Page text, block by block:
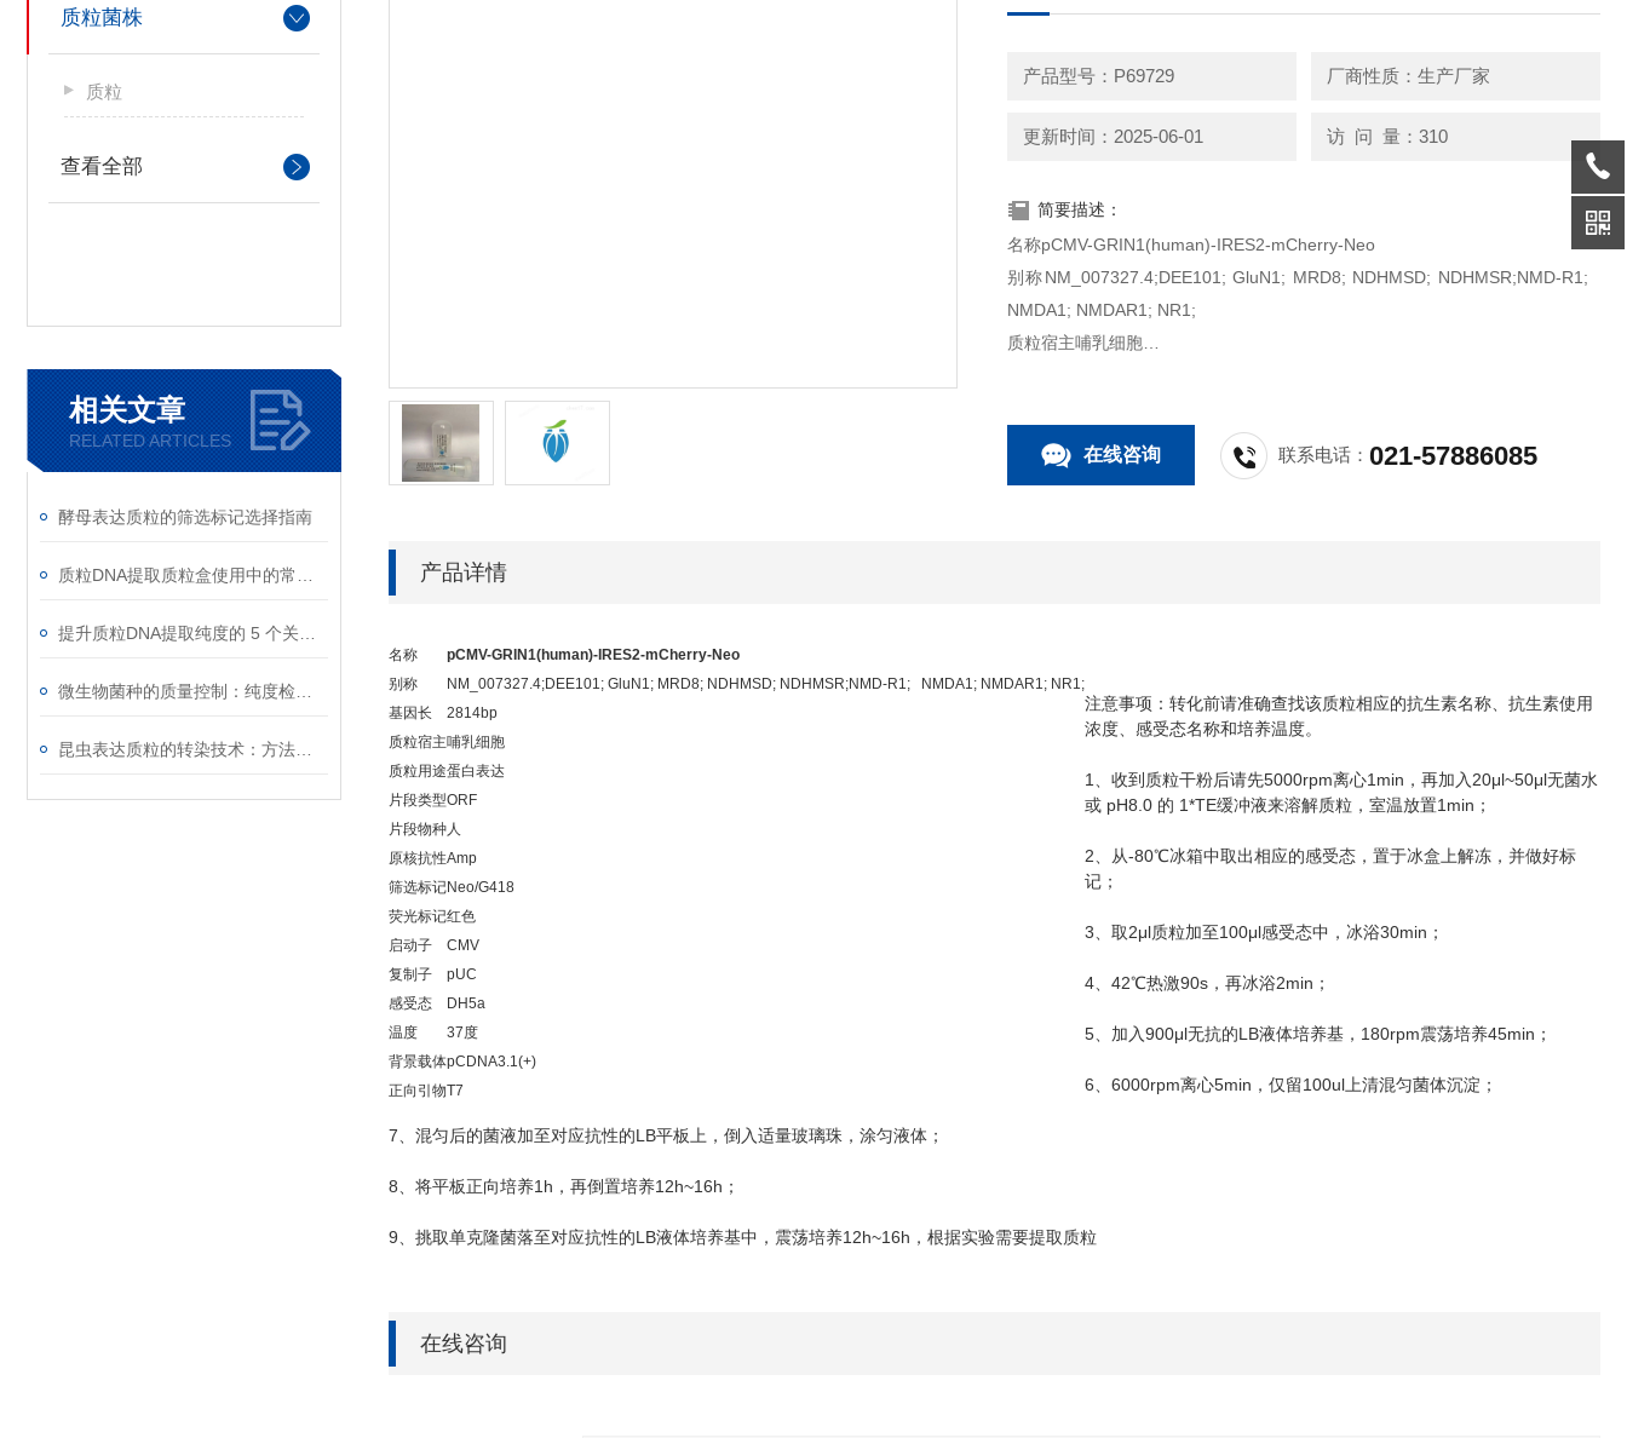
质粒菌株
质粒
查看全部
相关文章
RELATED ARTICLES
酵母表达质粒的筛选标记选择指南
产品型号：P69729 厂商性质：生产厂家
更新时间：2025-06-01 访 问 量：310
简要描述：
名称pCMV-GRIN1(human)-IRES2-mCherry-Neo
别称NM_007327.4;DEE101; GluN1; MRD8; NDHMSD; NDHMSR;NMD-R1;
NMDA1; NMDAR1; NR1;
质粒宿主哺乳细胞
在线咨询 联系电话：021-57886085
产品详情
名称
pCMV-GRIN1(human)-IRES2-mCherry-Neo
别称
NM_007327.4;DEE101; GluN1; MRD8; NDHMSD; NDHMSR;NMD-R1; NMDA1; NMDAR1; NR1;
基因长
2814bp
质粒宿主哺乳细胞
质粒用途蛋白表达
片段类型ORF
片段物种人
原核抗性Amp
筛选标记Neo/G418
荧光标记红色
启动子
CMV
复制子
pUC
感受态
DH5a
温度
37度
背景载体pCDNA3.1(+)
正向引物T7
注意事项：转化前请准确查找该质粒相应的抗生素名称、抗生素使用
浓度、感受态名称和培养温度。
1 、收到质粒干粉后请先5000rpm离心1min ，再加入 20μl~50μl无菌水
或 pH8.0 的 1*TE缓冲液来溶解质粒，室温放置1min ；
2、从-80℃冰箱中取出相应的感受态，置于冰盒上解冻，并做好标
记；
3、取 2μl质粒加至 100μl感受态中，冰浴30min ；
4、 42℃热激90s ，再冰浴2min ；
5、加入900μl无抗的LB液体培养基， 180rpm震荡培养45min ；
6、 6000rpm离心5min ，仅留100ul上清混匀菌体沉淀；
7、混匀后的菌液加至对应抗性的LB平板上，倒入适量玻璃珠，涂匀液体；
8、将平板正向培养1h ，再倒置培养12h~16h ；
9、挑取单克隆菌落至对应抗性的LB液体培养基中，震荡培养12h~16h ，根据实验需要提取质粒
在线咨询